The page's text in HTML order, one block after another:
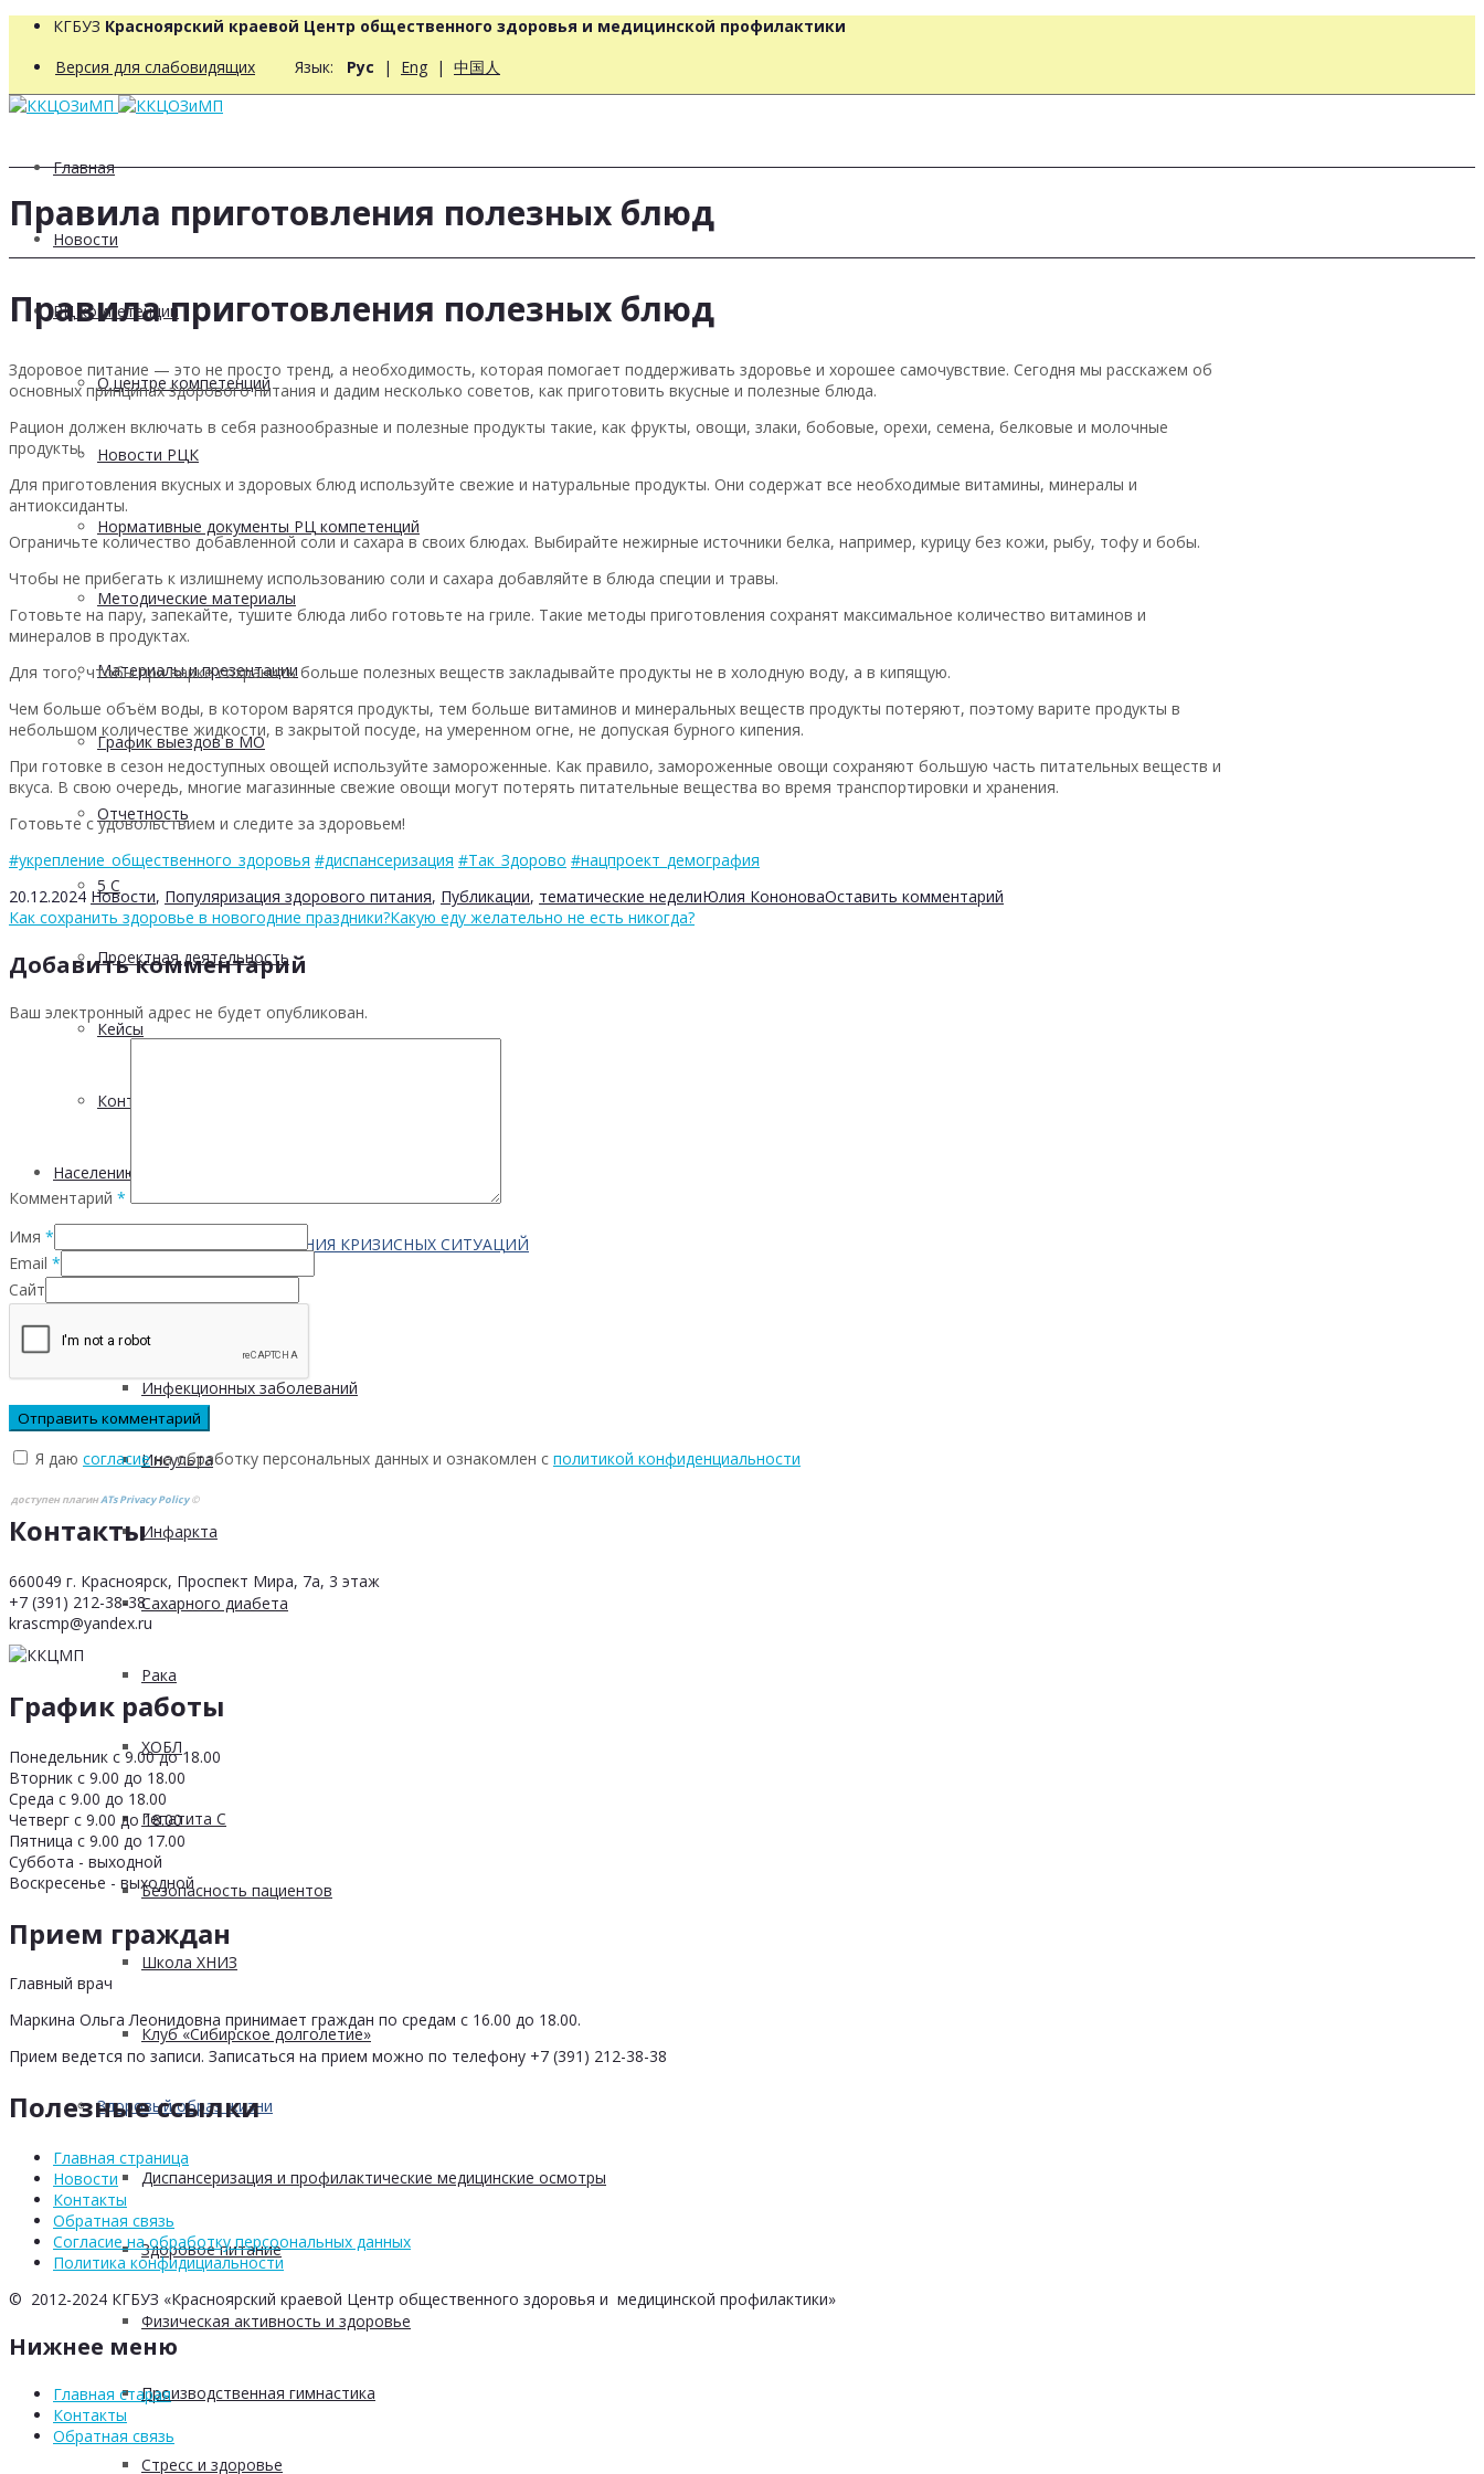
КГБУЗ Красноярский краевой Центр общественного здоровья и медицинской профилактики
Версия для слабовидящих Язык: Рус | Eng | 中国人
Главная
Новости
РЦ компетенций
О центре компетенций
Новости РЦК
Нормативные документы РЦ компетенций
Методические материалы
Материалы и презентации
График выездов в МО
Отчетность
5 С
Проектная деятельность
Кейсы
Контактная информация
Населению
ПО ВОПРОСАМ ПРЕОДОЛЕНИЯ КРИЗИСНЫХ СИТУАЦИЙ
Инфекционных заболеваний
Инсульта
Инфаркта
Сахарного диабета
Рака
ХОБЛ
Гепатита С
Безопасность пациентов
Школа ХНИЗ
Клуб «Сибирское долголетие»
Здоровый образ жизни
Диспансеризация и профилактические медицинские осмотры
Здоровое питание
Физическая активность и здоровье
Производственная гимнастика
Стресс и здоровье
Правила приготовления полезных блюд
Правила приготовления полезных блюд
Здоровое питание — это не просто тренд, а необходимость, которая помогает поддерживать здоровье и хорошее самочувствие. Сегодня мы расскажем об
основных принципах здорового питания и дадим несколько советов, как приготовить вкусные и полезные блюда.
Рацион должен включать в себя разнообразные и полезные продукты такие, как фрукты, овощи, злаки, бобовые, орехи, семена, белковые и молочные
продукты.
Для приготовления вкусных и здоровых блюд используйте свежие и натуральные продукты. Они содержат все необходимые витамины, минералы и
антиоксиданты.
Ограничьте количество добавленной соли и сахара в своих блюдах. Выбирайте нежирные источники белка, например, курицу без кожи, рыбу, тофу и бобы.
Чтобы не прибегать к излишнему использованию соли и сахара добавляйте в блюда специи и травы.
Готовьте на пару, запекайте, тушите блюда либо готовьте на гриле. Такие методы приготовления сохранят максимальное количество витаминов и
минералов в продуктах.
Для того, чтобы при варке сохранить больше полезных веществ закладывайте продукты не в холодную воду, а в кипящую.
Чем больше объём воды, в котором варятся продукты, тем больше витаминов и минеральных веществ продукты потеряют, поэтому варите продукты в
небольшом количестве жидкости, в закрытой посуде, на умеренном огне, не допуская бурного кипения.
При готовке в сезон недоступных овощей используйте замороженные. Как правило, замороженные овощи сохраняют большую часть питательных веществ и
вкуса. В свою очередь, многие магазинные свежие овощи могут потерять питательные вещества во время транспортировки и хранения.
Готовьте с удовольствием и следите за здоровьем!
#укрепление_общественного_здоровья #диспансеризация #Так_Здорово #нацпроект_демография
20.12.2024 Новости, Популяризация здорового питания, Публикации, тематические неделиЮлия КононоваОставить комментарий
Как сохранить здоровье в новогодние праздники?Какую еду желательно не есть никогда?
Добавить комментарий
Ваш электронный адрес не будет опубликован.
Комментарий *
Имя *
Email *
Сайт
Я даю согласиена обработку персональных данных и ознакомлен с политикой конфиденциальности
доступен плагинATs Privacy Policy©
Контакты
660049 г. Красноярск, Проспект Мира, 7а, 3 этаж
+7 (391) 212-38-38
krascmp@yandex.ru
График работы
Понедельник с 9.00 до 18.00
Вторник с 9.00 до 18.00
Среда с 9.00 до 18.00
Четверг с 9.00 до 18.00
Пятница с 9.00 до 17.00
Суббота - выходной
Воскресенье - выходной
Прием граждан
Главный врач
Маркина Ольга Леонидовна принимает граждан по средам с 16.00 до 18.00.
Прием ведется по записи. Записаться на прием можно по телефону +7 (391) 212-38-38
Полезные ссылки
Главная страница
Новости
Контакты
Обратная связь
Согласие на обработку персоональных данных
Политика конфидициальности
© 2012-2024 КГБУЗ «Красноярский краевой Центр общественного здоровья и медицинской профилактики»
Нижнее меню
Главная старая
Контакты
Обратная связь